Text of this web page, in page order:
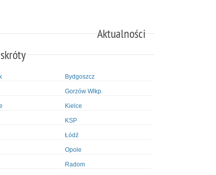
Aktualności
Bydgoszcz
Gorzów Wlkp.
Kielce
KSP
Łódź
Opole
Radom